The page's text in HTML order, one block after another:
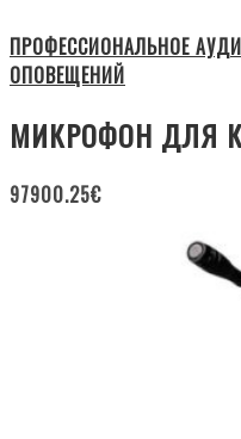
ПРОФЕССИОНАЛЬНОЕ
ОПОВЕЩЕНИЙ
МИКРОФОН ДЛЯ
97900.25€